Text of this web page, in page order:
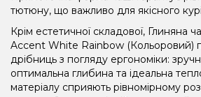
тютюну, що важливо для якісного
Крім естетичної складової, Глиняна
Accent White Rainbow (Кольоровий)
дрібниць з погляду ергономіки:
оптимальна глибина та ідеальна
матеріалу сприяють рівномірному